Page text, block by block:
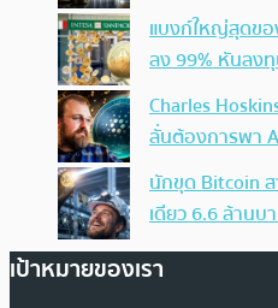
แบงก์ใหญ่สุดขอ
ลง 99% หันลง
Charles
ลั่นต้องการพา
นักขุด Bitcoin
เดียว 6.6 ล้าน
เป้าหมายของเรา